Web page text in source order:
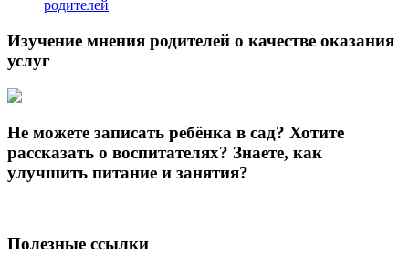
родителей
Изучение мнения родителей о качестве оказания
услуг
Не можете записать ребёнка в сад? Хотите
рассказать о воспитателях? Знаете, как
улучшить питание и занятия?
Полезные ссылки